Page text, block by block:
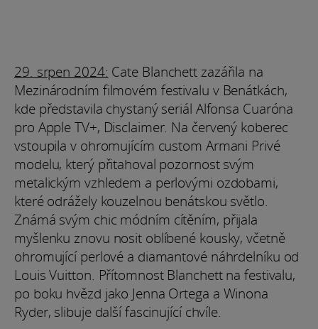
29. srpen 2024: Cate Blanchett zazářila na
Mezinárodním filmovém festivalu v Benátkách,
kde představila chystaný seriál Alfonsa Cuaróna
pro Apple TV+, Disclaimer. Na červený koberec
vstoupila v ohromujícím custom Armani Privé
modelu, který přitahoval pozornost svým
metalickým vzhledem a perlovými ozdobami,
které odrážely kouzelnou benátskou světlo.
Známá svým chic módním cítěním, přijala
myšlenku znovu nosit oblíbené kousky, včetně
ohromující perlové a diamantové náhrdelníku od
Louis Vuitton. Přítomnost Blanchett na festivalu,
po boku hvězd jako Jenna Ortega a Winona
Ryder, slibuje další fascinující chvíle.